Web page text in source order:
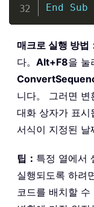
End
Sub
매크로 실행 방법
다。 Alt+F8을 눌
니다。 그러면
대화 상자가 표시
서식이 지정된 날
팁： 특정 열에서
실행되도록 하려
코드를 배치할